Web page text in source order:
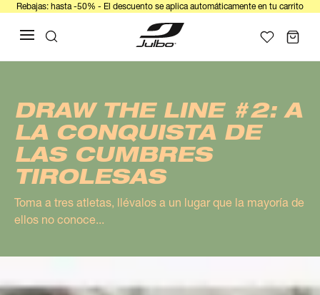
Rebajas: hasta -50% - El descuento se aplica automáticamente en tu carrito
DRAW THE LINE #2: A
LA CONQUISTA DE
LAS CUMBRES
TIROLESAS
Toma a tres atletas, llévalos a un lugar que la mayoría de
ellos no conoce...